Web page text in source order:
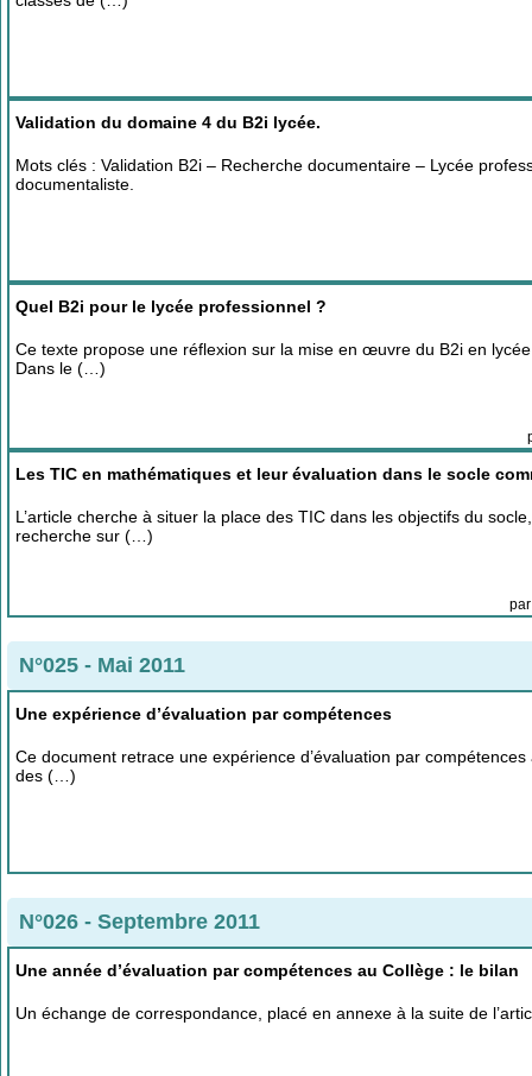
Validation du domaine 4 du B2i lycée.
Mots clés : Validation B2i – Recherche documentaire – Lycée
documentaliste.
Quel B2i pour le lycée professionnel ?
Ce texte propose une réflexion sur la mise en œuvre du B2i en
Dans le (…)
Les TIC en mathématiques et leur évaluation dans le socle
L’article cherche à situer la place des TIC dans les objectifs du
recherche sur (…)
par
N°025 - Mai 2011
Une expérience d’évaluation par compétences
Ce document retrace une expérience d’évaluation par
des (…)
N°026 - Septembre 2011
Une année d’évaluation par compétences au Collège : le bilan
Un échange de correspondance, placé en annexe à la suite de